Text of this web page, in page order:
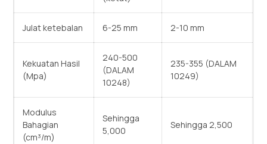
Julat ketebalan 6-25 mm 2-10 mm
Kekuatan Hasil
(Mpa)
240-500
(DALAM
10248)
235-355 (DALAM
10249)
Modulus
Bahagian
(cm³/m)
Sehingga
5,000
Sehingga 2,500